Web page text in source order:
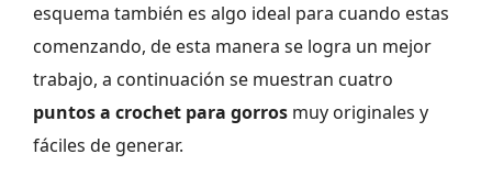
esquema también es algo ideal para cuando estas
comenzando, de esta manera se logra un mejor
trabajo, a continuación se muestran cuatro
puntos a crochet para gorros muy originales y
fáciles de generar.